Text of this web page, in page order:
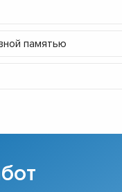
памятью